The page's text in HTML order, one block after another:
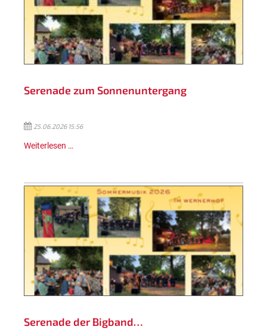
Serenade zum Sonnenuntergang
25.06.2026 15:56
Weiterlesen …
Serenade der Bigband…